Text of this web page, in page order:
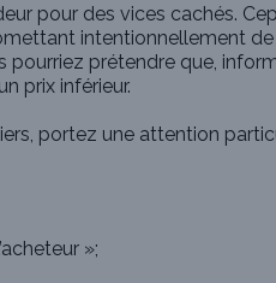
pour des vices cachés.
intentionnellement
pourriez prétendre que,
prix inférieur.
portez une attention
»;